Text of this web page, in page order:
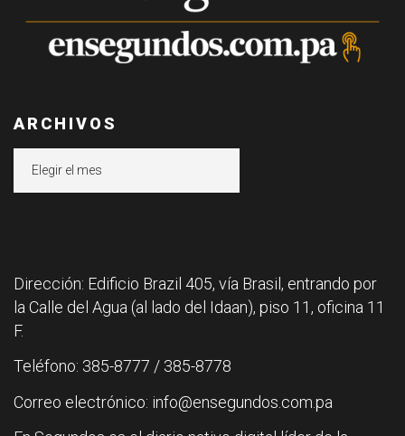
ARCHIVOS
Dirección: Edificio Brazil 405, vía Brasil, entrando por
la Calle del Agua (al lado del Idaan), piso 11, oficina 11
F.
Teléfono: 385-8777 / 385-8778
Correo electrónico: info@ensegundos.com.pa